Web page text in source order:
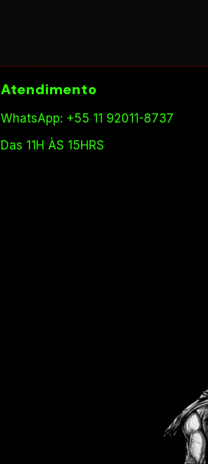
Atendimento
WhatsApp: +55 11 92011-8737
Das 11H ÀS 15HRS